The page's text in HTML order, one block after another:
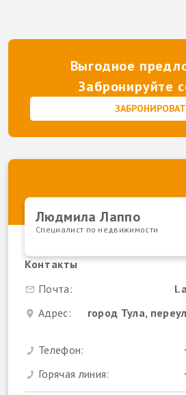
Выгодное
Забронируйте
Людмила Лаппо
Специалист по недвижимости
Контакты
Почта:
Адрес:
город Тула,
Телефон:
Горячая линия: